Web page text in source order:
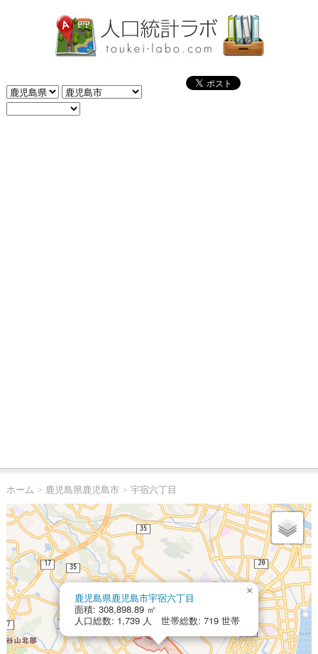
ホーム > 鹿児島県鹿児島市> 宇宿六丁目
鹿児島県鹿児島市宇宿六丁目
面積: 308,898.89 ㎡
人口総数: 1,739 人 世帯総数: 719 世帯
×